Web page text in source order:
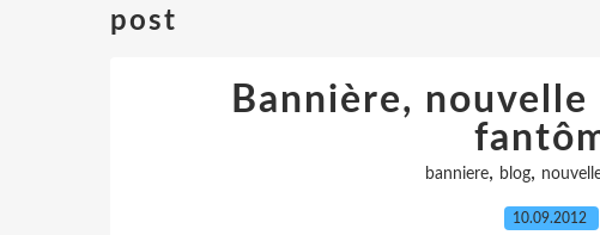
post
Bannière,
banniere, blog,
10.09.2012